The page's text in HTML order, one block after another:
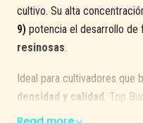
cultivo. Su alta
9) potencia el desarrollo de
resinosas.
Ideal para cultivadores que
densidad y calidad, Top
que impulsa la cosecha